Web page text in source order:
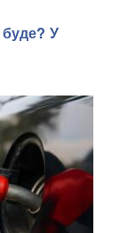
буде? У